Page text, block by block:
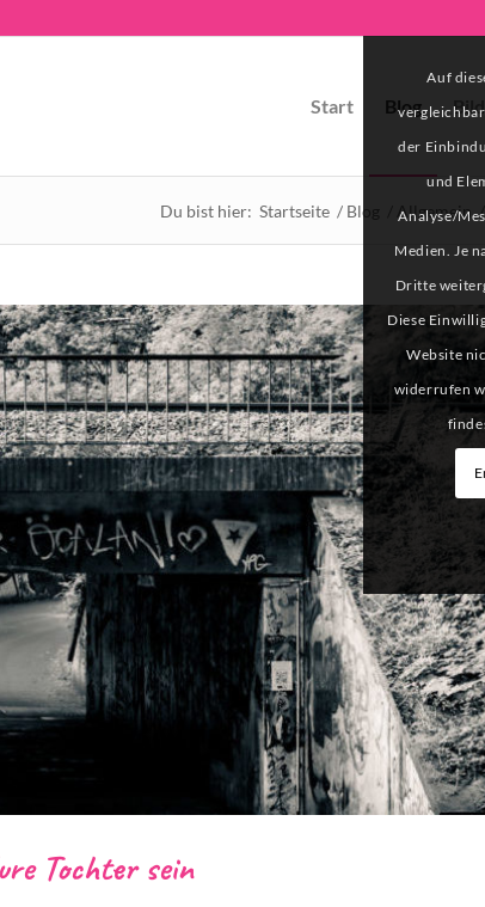
Start Blog
Du bist hier: Startseite / Blog Allgemein /
Tochter sein
Auf
der
und
Analyse/
Medien. Je
Dritte
Diese
Website
widerrufen